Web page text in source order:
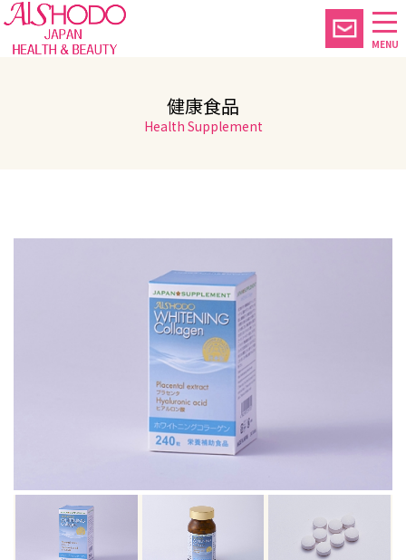
MENU
健康食品
Health Supplement